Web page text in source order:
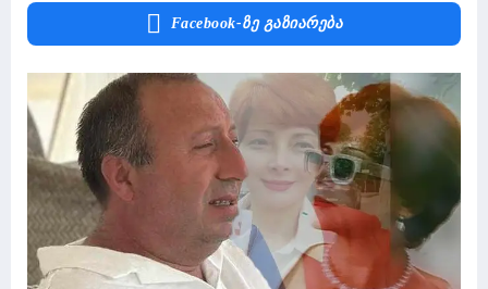
Facebook-Ზე Გაზიარება